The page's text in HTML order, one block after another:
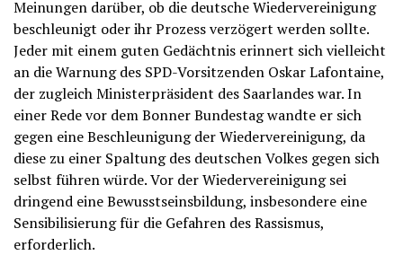
Meinungen darüber, ob die deutsche Wiedervereinigung
beschleunigt oder ihr Prozess verzögert werden sollte.
Jeder mit einem guten Gedächtnis erinnert sich vielleicht
an die Warnung des SPD-Vorsitzenden Oskar Lafontaine,
der zugleich Ministerpräsident des Saarlandes war. In
einer Rede vor dem Bonner Bundestag wandte er sich
gegen eine Beschleunigung der Wiedervereinigung, da
diese zu einer Spaltung des deutschen Volkes gegen sich
selbst führen würde. Vor der Wiedervereinigung sei
dringend eine Bewusstseinsbildung, insbesondere eine
Sensibilisierung für die Gefahren des Rassismus,
erforderlich.